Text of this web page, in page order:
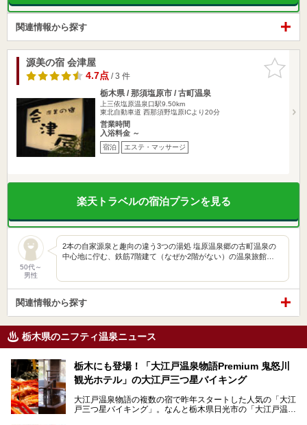
関連情報から探す
お気に入
りに追加
源美の宿 会津屋
4.7点/ 3 件
栃木県 / 那須塩原市 / 古町温泉
上三依塩原温泉口駅9.50km
東北自動車道 西那須野塩原ICより20分
営業時間
入浴料金 ～
宿泊 エステ・マッサージ
楽天トラベルの宿泊プランを見る
50代～
男性
2本の自家源泉と趣向の違う3つの湯処 塩原温泉郷の古町温泉の
中心地に佇む、鉄筋7階建て（なぜか2階がない）の温泉旅館…
関連情報から探す
栃木県のニフティ温泉ニュース
栃木にも登場！「大江戸温泉物語Premium 鬼怒川
観光ホテル」の大江戸三つ星バイキング
大江戸温泉物語の複数の宿で昨年スタートした人気の「大江
戸三つ星バイキング」。なんと栃木県日光市の「大江戸温泉